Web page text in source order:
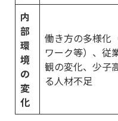
内
部
環
境
の
変
化
働き方の多様化
ワーク等）、従
観の変化、少子
る人材不足